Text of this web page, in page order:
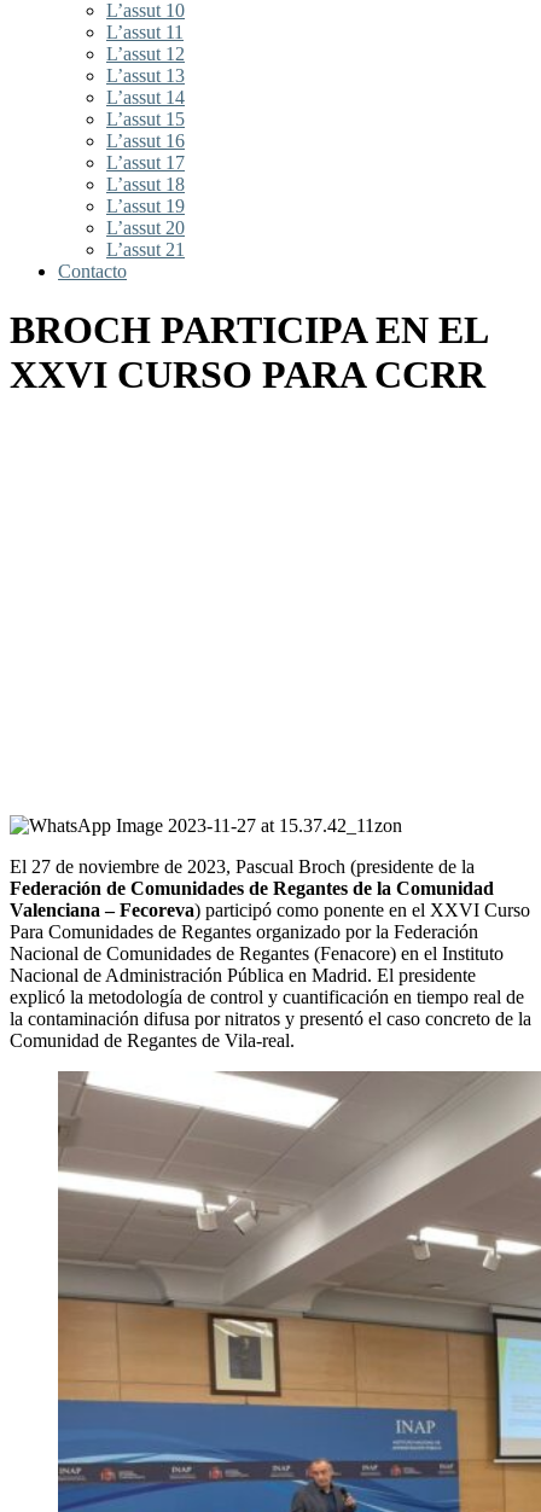
L’assut 10
L’assut 11
L’assut 12
L’assut 13
L’assut 14
L’assut 15
L’assut 16
L’assut 17
L’assut 18
L’assut 19
L’assut 20
L’assut 21
Contacto
BROCH PARTICIPA EN EL
XXVI CURSO PARA CCRR
El 27 de noviembre de 2023, Pascual Broch (presidente de la
Federación de Comunidades de Regantes de la Comunidad
Valenciana – Fecoreva) participó como ponente en el XXVI Curso
Para Comunidades de Regantes organizado por la Federación
Nacional de Comunidades de Regantes (Fenacore) en el Instituto
Nacional de Administración Pública en Madrid. El presidente
explicó la metodología de control y cuantificación en tiempo real de
la contaminación difusa por nitratos y presentó el caso concreto de la
Comunidad de Regantes de Vila-real.